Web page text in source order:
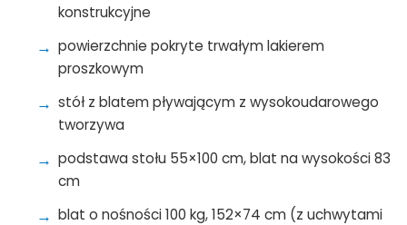
konstrukcyjne
powierzchnie pokryte trwałym lakierem
proszkowym
stół z blatem pływającym z wysokoudarowego
tworzywa
podstawa stołu 55×100 cm, blat na wysokości 83
cm
blat o nośności 100 kg, 152×74 cm (z uchwytami